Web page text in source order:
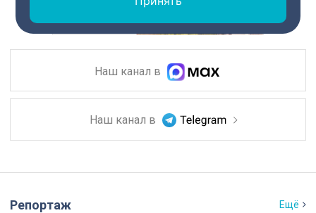
Наш канал в
Наш канал в
Репортаж Ещё